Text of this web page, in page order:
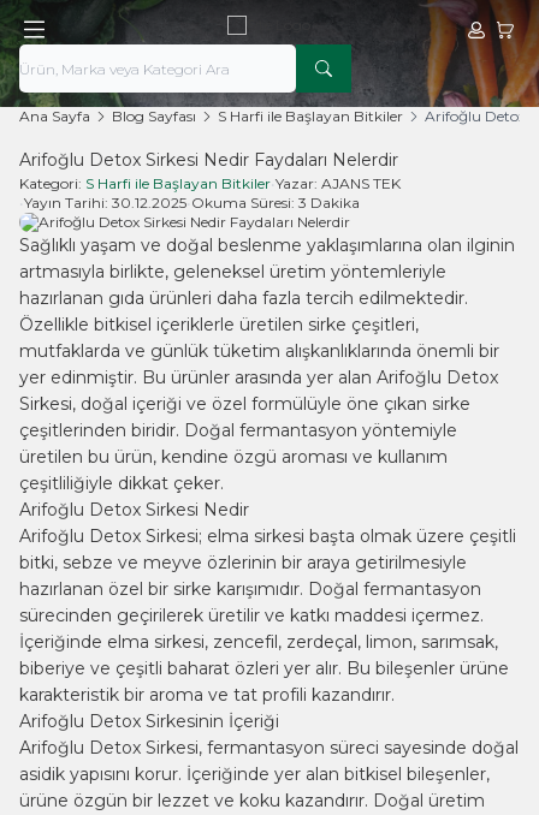
Hesabım
Ana Sayfa Blog Sayfası S Harfi ile Başlayan Bitkiler Arifoğlu Detox
Arifoğlu Detox Sirkesi Nedir Faydaları Nelerdir
Kategori: S Harfi ile Başlayan Bitkiler•Yazar: AJANS TEK
•Yayın Tarihi: 30.12.2025• Okuma Süresi: 3 Dakika
Sağlıklı yaşam ve doğal beslenme yaklaşımlarına olan ilginin
artmasıyla birlikte, geleneksel üretim yöntemleriyle
hazırlanan gıda ürünleri daha fazla tercih edilmektedir.
Özellikle bitkisel içeriklerle üretilen sirke çeşitleri,
mutfaklarda ve günlük tüketim alışkanlıklarında önemli bir
yer edinmiştir. Bu ürünler arasında yer alan Arifoğlu Detox
Sirkesi, doğal içeriği ve özel formülüyle öne çıkan sirke
çeşitlerinden biridir. Doğal fermantasyon yöntemiyle
üretilen bu ürün, kendine özgü aroması ve kullanım
çeşitliliğiyle dikkat çeker.
Arifoğlu Detox Sirkesi Nedir
Arifoğlu Detox Sirkesi; elma sirkesi başta olmak üzere çeşitli
bitki, sebze ve meyve özlerinin bir araya getirilmesiyle
hazırlanan özel bir sirke karışımıdır. Doğal fermantasyon
sürecinden geçirilerek üretilir ve katkı maddesi içermez.
İçeriğinde elma sirkesi, zencefil, zerdeçal, limon, sarımsak,
biberiye ve çeşitli baharat özleri yer alır. Bu bileşenler ürüne
karakteristik bir aroma ve tat profili kazandırır.
Arifoğlu Detox Sirkesinin İçeriği
Arifoğlu Detox Sirkesi, fermantasyon süreci sayesinde doğal
asidik yapısını korur. İçeriğinde yer alan bitkisel bileşenler,
ürüne özgün bir lezzet ve koku kazandırır. Doğal üretim